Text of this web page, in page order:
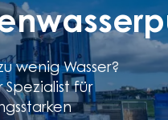
wenig Wasser?
Spezialist für